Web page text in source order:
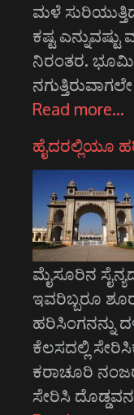
ಮಳೆ
ಕಷ್ಟ
ನಿರಂತರ.
Read more…
ಹೈದರಲ್ಲಿಯೂ
ಮೈಸೂರಿನ
ಇವರಿಬ್ಬರೂ
ಹರಿಸಿಂಗನನ್ನು
ಕೆಲಸದಲ್ಲಿ
ಕರಾಚೂರಿ
ಸೇರಿಸಿ